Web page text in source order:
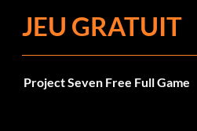
JEU GRATUIT
Project Seven Free Full Game